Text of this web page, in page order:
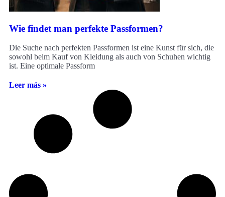
Wie findet man perfekte Passformen?
Die Suche nach perfekten Passformen ist eine Kunst für sich, die
sowohl beim Kauf von Kleidung als auch von Schuhen wichtig
ist. Eine optimale Passform
Leer más »